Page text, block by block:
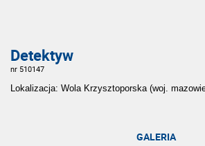
Detektyw
nr 510147
Lokalizacja: Wola Krzysztoporska (woj.
GALERIA